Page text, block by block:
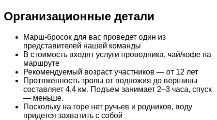
Организационные детали
Марш-бросок для вас проведет один из
представителей нашей команды
В стоимость входят услуги проводника, чай/кофе на
маршруте
Рекомендуемый возраст участников — от 12 лет
Протяженность тропы от подножия до вершины
составляет 4,4 км. Подъем занимает 2–3 часа, спуск
— меньше.
Поскольку на горе нет ручьев и родников, воду
придется захватить с собой